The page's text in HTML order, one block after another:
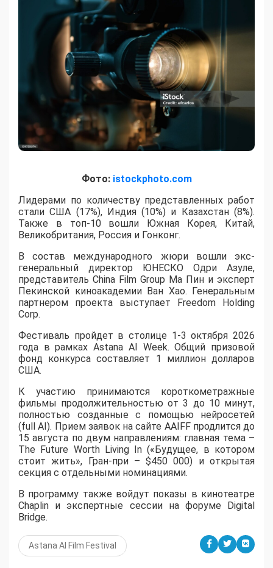
Фото: istockphoto.com
Лидерами по количеству представленных работ
стали США (17%), Индия (10%) и Казахстан (8%).
Также в топ-10 вошли Южная Корея, Китай,
Великобритания, Россия и Гонконг.
В состав международного жюри вошли экс-
генеральный директор ЮНЕСКО Одри Азуле,
представитель China Film Group Ма Пин и эксперт
Пекинской киноакадемии Ван Хао. Генеральным
партнером проекта выступает Freedom Holding
Corp.
​Фестиваль пройдет в столице 1-3 октября 2026
года в рамках Astana AI Week. Общий призовой
фонд конкурса составляет 1 миллион долларов
США.
К участию принимаются короткометражные
фильмы продолжительностью от 3 до 10 минут,
полностью созданные с помощью нейросетей
(full AI). Прием заявок на сайте AAIFF продлится до
15 августа по двум направлениям: главная тема –
The Future Worth Living In («Будущее, в котором
стоит жить», Гран-при – $450 000) и открытая
секция с отдельными номинациями.
В программу также войдут показы в кинотеатре
Chaplin и экспертные сессии на форуме Digital
Bridge.
Astana AI Film Festival